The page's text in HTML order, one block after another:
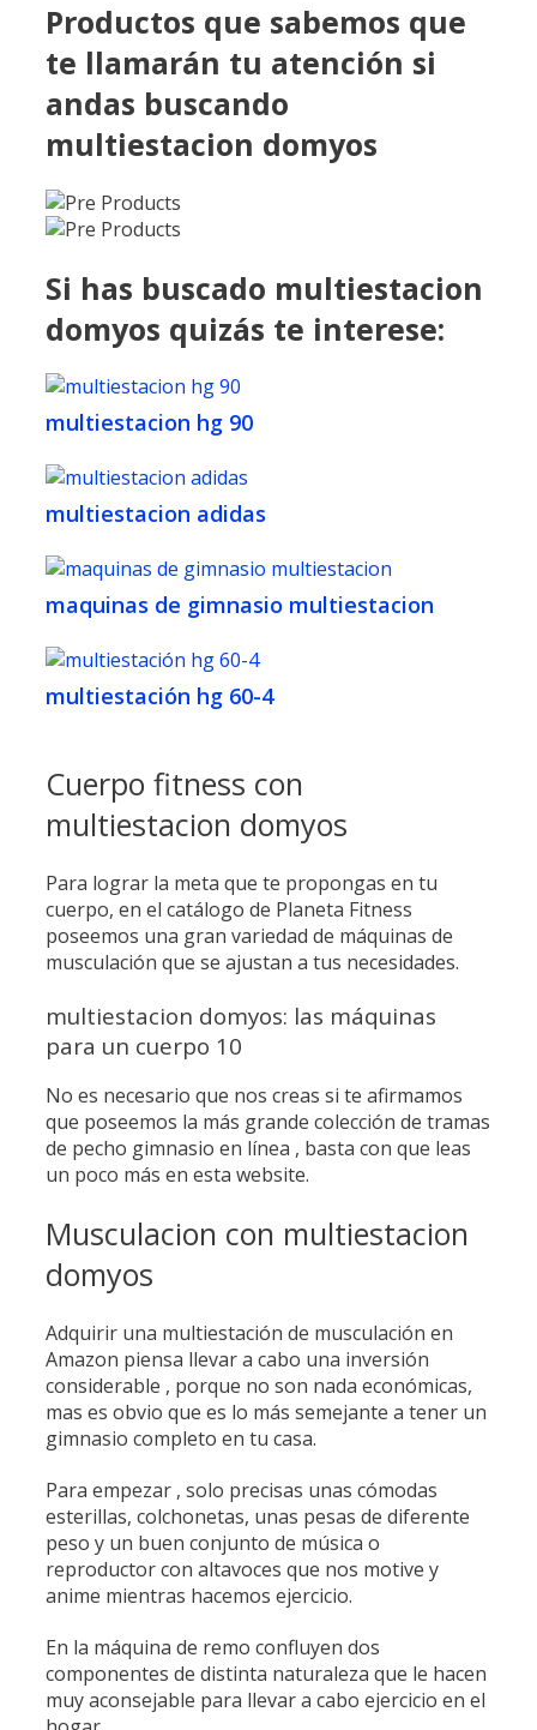
Productos que sabemos que
te llamarán tu atención si
andas buscando
multiestacion domyos
Si has buscado multiestacion
domyos quizás te interese:
multiestacion hg 90
multiestacion adidas
maquinas de gimnasio multiestacion
multiestación hg 60-4
Cuerpo fitness con
multiestacion domyos
Para lograr la meta que te propongas en tu
cuerpo, en el catálogo de Planeta Fitness
poseemos una gran variedad de máquinas de
musculación que se ajustan a tus necesidades.
multiestacion domyos: las máquinas
para un cuerpo 10
No es necesario que nos creas si te afirmamos
que poseemos la más grande colección de tramas
de pecho gimnasio en línea , basta con que leas
un poco más en esta website.
Musculacion con multiestacion
domyos
Adquirir una multiestación de musculación en
Amazon piensa llevar a cabo una inversión
considerable , porque no son nada económicas,
mas es obvio que es lo más semejante a tener un
gimnasio completo en tu casa.
Para empezar , solo precisas unas cómodas
esterillas, colchonetas, unas pesas de diferente
peso y un buen conjunto de música o
reproductor con altavoces que nos motive y
anime mientras hacemos ejercicio.
En la máquina de remo confluyen dos
componentes de distinta naturaleza que le hacen
muy aconsejable para llevar a cabo ejercicio en el